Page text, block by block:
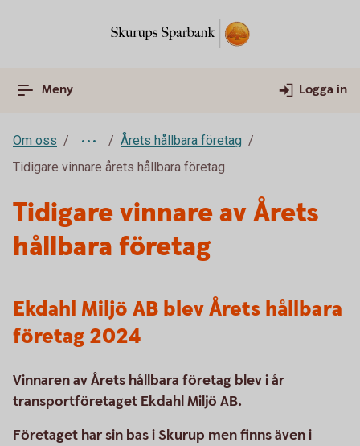
Meny Logga in
Om oss
Årets hållbara företag
Tidigare vinnare årets hållbara företag
Tidigare vinnare av Årets
hållbara företag
Ekdahl Miljö AB blev Årets hållbara
företag 2024
Vinnaren av Årets hållbara företag blev i år
transportföretaget Ekdahl Miljö AB.
Företaget har sin bas i Skurup men finns även i